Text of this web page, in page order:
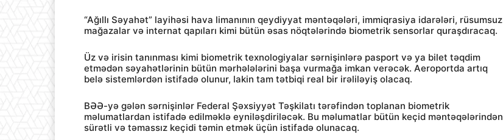
“Ağıllı Səyahət” layihəsi hava limanının qeydiyyat məntəqələri, immiqrasiya idarələri, rüsumsuz
mağazalar və internat qapıları kimi bütün əsas nöqtələrində biometrik sensorlar quraşdıracaq.
Üz və irisin tanınması kimi biometrik texnologiyalar sərnişinlərə pasport və ya bilet təqdim
etmədən səyahətlərinin bütün mərhələlərini başa vurmağa imkan verəcək. Aeroportda artıq
belə sistemlərdən istifadə olunur, lakin tam tətbiqi real bir irəliləyiş olacaq.
BƏƏ-yə gələn sərnişinlər Federal Şəxsiyyət Təşkilatı tərəfindən toplanan biometrik
məlumatlardan istifadə edilməklə eyniləşdiriləcək. Bu məlumatlar bütün keçid məntəqələrindən
sürətli və təmassız keçidi təmin etmək üçün istifadə olunacaq.